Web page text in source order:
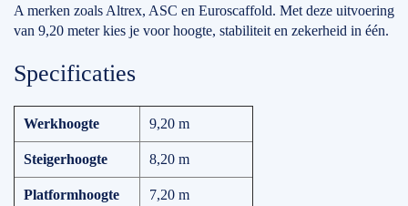
A merken zoals Altrex, ASC en Euroscaffold. Met deze uitvoering
van 9,20 meter kies je voor hoogte, stabiliteit en zekerheid in één.
Specificaties
Werkhoogte 9,20 m
Steigerhoogte 8,20 m
Platformhoogte 7,20 m